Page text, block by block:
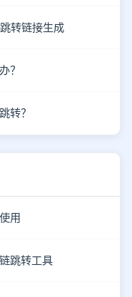
转链接生成
？
转？
用
跳转工具